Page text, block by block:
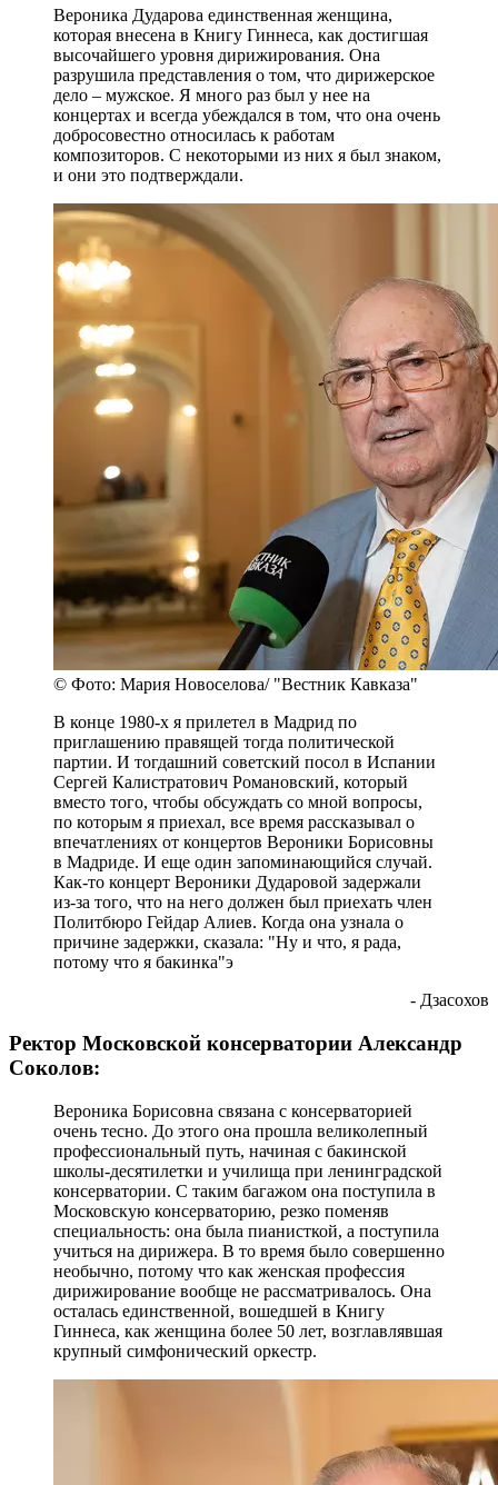
Вероника Дударова единственная женщина,
которая внесена в Книгу Гиннеса, как достигшая
высочайшего уровня дирижирования. Она
разрушила представления о том, что дирижерское
дело – мужское. Я много раз был у нее на
концертах и всегда убеждался в том, что она очень
добросовестно относилась к работам
композиторов. С некоторыми из них я был знаком,
и они это подтверждали.
© Фото: Мария Новоселова/ "Вестник Кавказа"
В конце 1980-х я прилетел в Мадрид по
приглашению правящей тогда политической
партии. И тогдашний советский посол в Испании
Сергей Калистратович Романовский, который
вместо того, чтобы обсуждать со мной вопросы,
по которым я приехал, все время рассказывал о
впечатлениях от концертов Вероники Борисовны
в Мадриде. И еще один запоминающийся случай.
Как-то концерт Вероники Дударовой задержали
из-за того, что на него должен был приехать член
Политбюро Гейдар Алиев. Когда она узнала о
причине задержки, сказала: "Ну и что, я рада,
потому что я бакинка"э
- Дзасохов
Ректор Московской консерватории Александр
Соколов:
Вероника Борисовна связана с консерваторией
очень тесно. До этого она прошла великолепный
профессиональный путь, начиная с бакинской
школы-десятилетки и училища при ленинградской
консерватории. С таким багажом она поступила в
Московскую консерваторию, резко поменяв
специальность: она была пианисткой, а поступила
учиться на дирижера. В то время было совершенно
необычно, потому что как женская профессия
дирижирование вообще не рассматривалось. Она
осталась единственной, вошедшей в Книгу
Гиннеса, как женщина более 50 лет, возглавлявшая
крупный симфонический оркестр.